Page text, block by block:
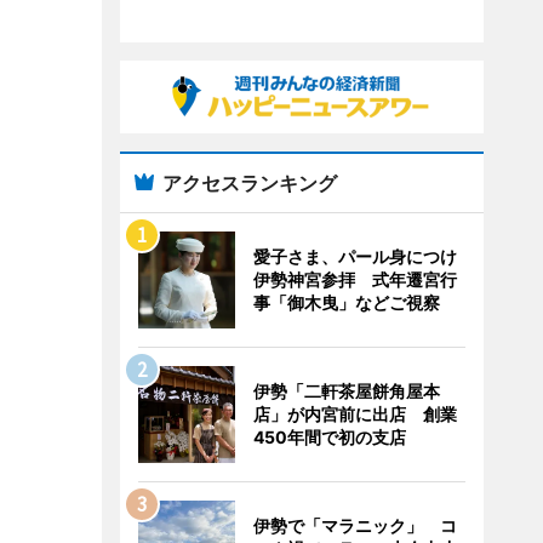
アクセスランキング
愛子さま、パール身につけ
伊勢神宮参拝 式年遷宮行
事「御木曳」などご視察
伊勢「二軒茶屋餅角屋本
店」が内宮前に出店 創業
450年間で初の支店
伊勢で「マラニック」 コ